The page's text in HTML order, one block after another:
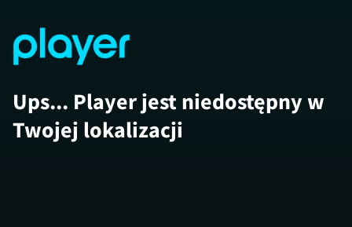
Ups... Player jest niedostępny w
Twojej lokalizacji